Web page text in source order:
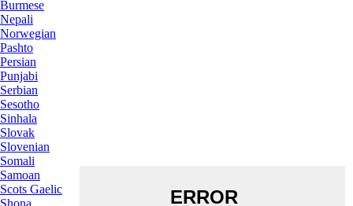
Burmese
Nepali
Norwegian
Pashto
Persian
Punjabi
Serbian
Sesotho
Sinhala
Slovak
Slovenian
Somali
Samoan
Scots Gaelic
Shona